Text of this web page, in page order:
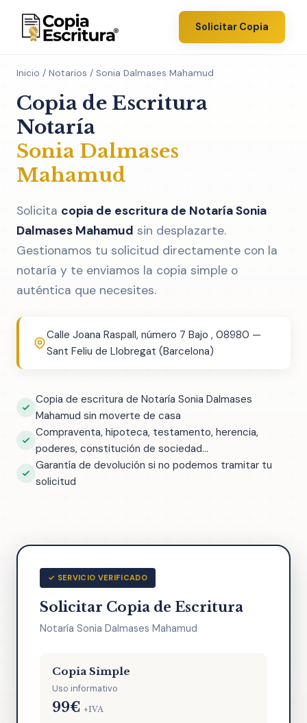
Solicitar Copia
Inicio / Notarios / Sonia Dalmases Mahamud
Copia de Escritura
Notaría
Sonia Dalmases
Mahamud
Solicita copia de escritura de Notaría Sonia
Dalmases Mahamud sin desplazarte.
Gestionamos tu solicitud directamente con la
notaría y te enviamos la copia simple o
auténtica que necesites.
Calle Joana Raspall, número 7 Bajo , 08980 —
Sant Feliu de Llobregat (Barcelona)
Copia de escritura de Notaría Sonia Dalmases
Mahamud sin moverte de casa
Compraventa, hipoteca, testamento, herencia,
poderes, constitución de sociedad...
Garantía de devolución si no podemos tramitar tu
solicitud
✓ SERVICIO VERIFICADO
Solicitar Copia de Escritura
Notaría Sonia Dalmases Mahamud
Copia Simple
Uso informativo
99€ +IVA